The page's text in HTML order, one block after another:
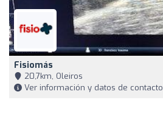
Fisiomás
20,7km, Oleiros
Ver información y datos de contacto